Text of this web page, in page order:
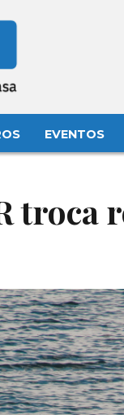
EVENTOS
troca